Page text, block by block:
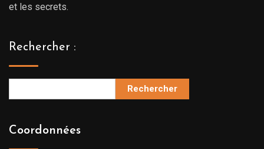
et les secrets.
Rechercher :
Rechercher
Coordonnées